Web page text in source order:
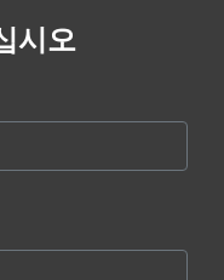
시오